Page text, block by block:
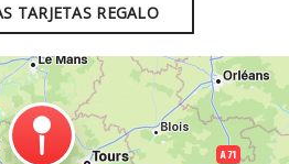
TARJETAS REGALO